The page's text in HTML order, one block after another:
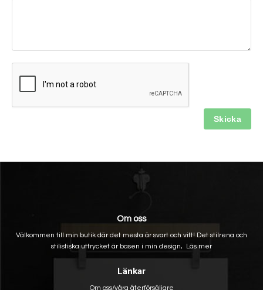
Om oss
Välkommen till min butik där det mesta är svart och vitt! Det stilrena och
stilistiska uttrycket är basen i min design, Läs mer
Länkar
Om oss/våra återförsäljare